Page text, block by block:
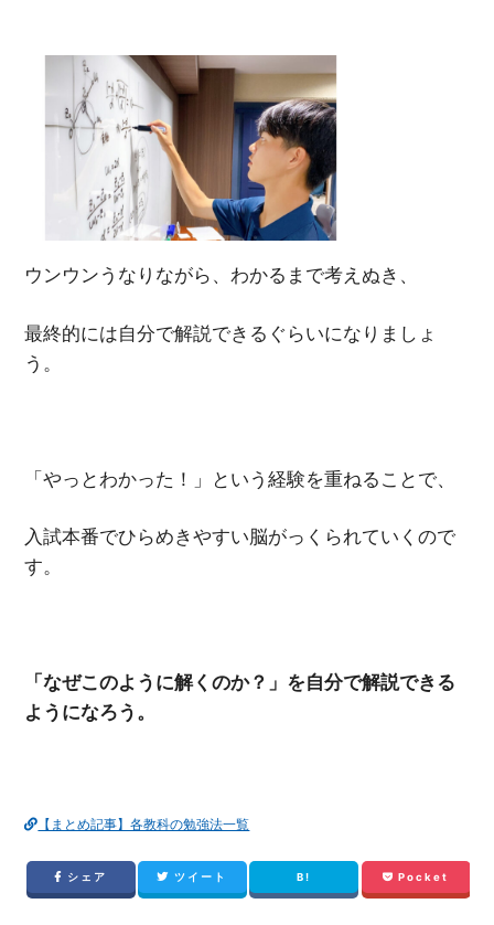
ウンウンうなりながら、わかるまで考えぬき、
最終的には自分で解説できるぐらいになりましょ
う。
「やっとわかった！」という経験を重ねることで、
入試本番でひらめきやすい脳がっくられていくので
す。
「なぜこのように解くのか？」を自分で解説できる
ようになろう。
【まとめ記事】各教科の勉強法一覧
シェア ツイート B! Pocket